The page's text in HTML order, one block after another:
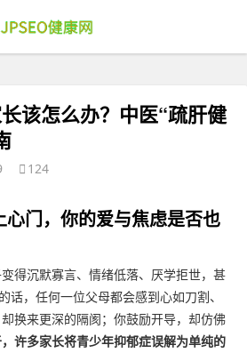
该怎么办？中医“疏肝健
124
门，你的爱与焦虑是否也
得沉默寡言、情绪低落、厌学拒世，甚
话，任何一位父母都会感到心如刀割、
换来更深的隔阂；你鼓励开导，却仿佛
许多家长将青少年抑郁症误解为单纯的